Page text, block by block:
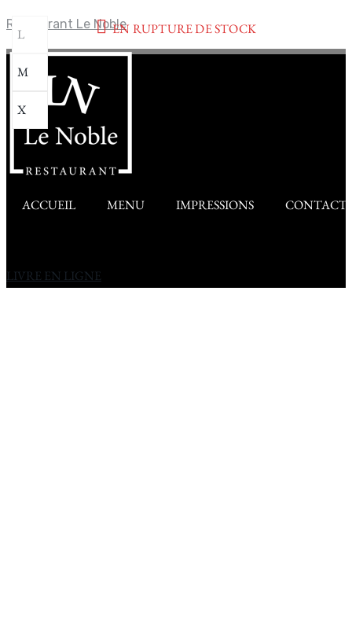
Restaurant Le Noble
ACCUEIL MENU IMPRESSIONS CONTACT
LIVRE EN LIGNE
L
M
X
EN RUPTURE DE STOCK